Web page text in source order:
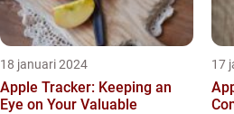
18 januari 2024
Apple Tracker: Keeping an
Eye on Your Valuable
17